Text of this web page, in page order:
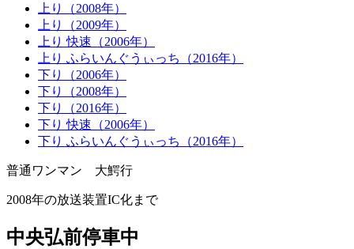
上り（2008年）
上り（2009年）
上り 快速（2006年）
上り ふらいんぐうぃっち（2016年）
下り（2006年）
下り（2008年）
下り（2016年）
下り 快速（2006年）
下り ふらいんぐうぃっち（2016年）
普通ワンマン 大鰐行
2008年の放送装置IC化まで
中央弘前停車中